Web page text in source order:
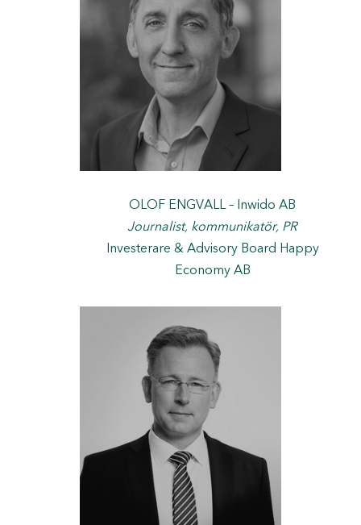
OLOF ENGVALL – Inwido AB
Journalist, kommunikatör, PR
Investerare & Advisory Board Happy
Economy AB